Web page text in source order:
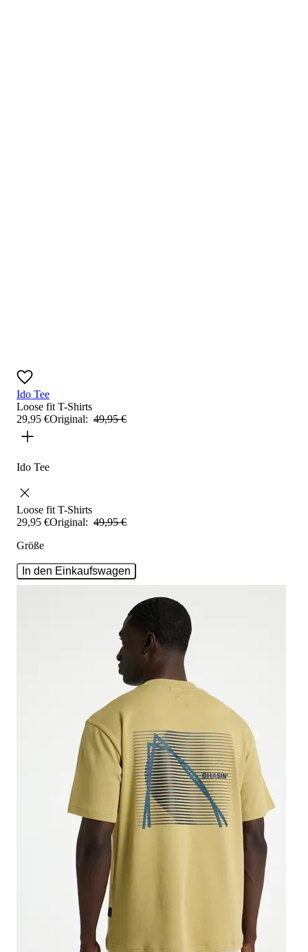
Ido Tee
Loose fitT-Shirts
29,95 €Original: 49,95 €
Ido Tee
Loose fitT-Shirts
29,95 €Original: 49,95 €
Größe
In den Einkaufswagen